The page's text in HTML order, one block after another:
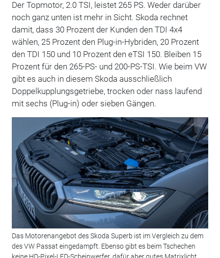
Der Topmotor, 2.0 TSI, leistet 265 PS. Weder darüber
noch ganz unten ist mehr in Sicht. Skoda rechnet
damit, dass 30 Prozent der Kunden den TDI 4x4
wählen, 25 Prozent den Plug-in-Hybriden, 20 Prozent
den TDI 150 und 10 Prozent den eTSI 150. Bleiben 15
Prozent für den 265-PS- und 200-PS-TSI. Wie beim VW
gibt es auch in diesem Skoda ausschließlich
Doppelkupplungsgetriebe, trocken oder nass laufend
mit sechs (Plug-in) oder sieben Gängen.
Das Motorenangebot des Skoda Superb ist im Vergleich zu dem
des VW Passat eingedampft. Ebenso gibt es beim Tschechen